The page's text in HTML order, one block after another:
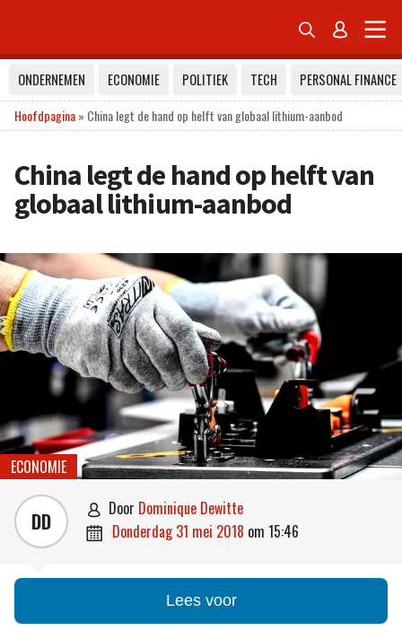
 
ONDERNEMEN ECONOMIE POLITIEK TECH
PERSONAL FINANCE
Hoofdpagina» China legt de hand op helft van globaal lithium-aanbod
China legt de hand op helft van
globaal lithium-aanbod
ECONOMIE
DD  door Dominique Dewitte
 donderdag 31 mei 2018 om 15:46
Lees voor